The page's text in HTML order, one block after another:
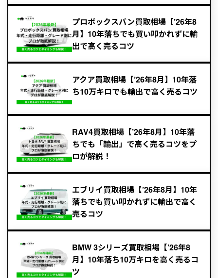
プロボックスバン買取相場【’26年8
月】10年落ちでも買い叩かれずに輸
出で高く売るコツ
アクア買取相場【’26年8月】10年落
ち10万キロでも輸出で高く売るコツ
RAV4買取相場【’26年8月】10年落
ちでも「輸出」で高く売るコツをプ
ロが解説！
エブリイ買取相場【’26年8月】10年
落ちでも買い叩かれずに輸出で高く
売るコツ
BMW 3シリーズ買取相場【’26年8
月】10年落ち10万キロを高く売るコ
ツ